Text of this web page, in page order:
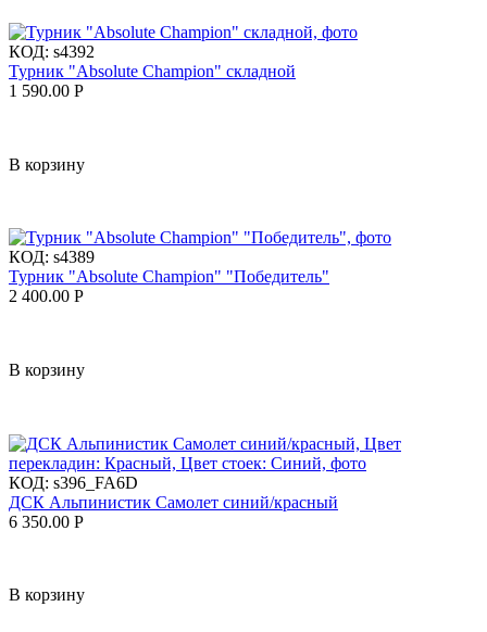
КОД: s4392
Турник "Absolute Champion" складной
1 590.00 Р
В корзину
КОД: s4389
Турник "Absolute Champion" "Победитель"
2 400.00 Р
В корзину
КОД: s396_FA6D
ДСК Альпинистик Самолет синий/красный
6 350.00 Р
В корзину